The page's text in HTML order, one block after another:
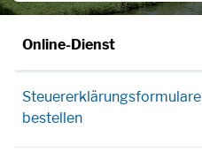
Online-Dienst
Steuererklärungsformulare
bestellen